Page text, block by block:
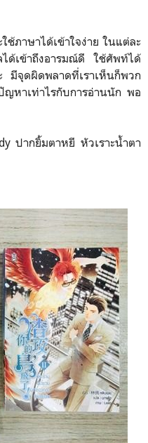
ภาษาได้เข้าใจง่าย ในแต่ละ
ได้เข้าถึงอารมณ์ดี ใช้ศัพท์ได้
มีจุดผิดพลาดที่เราเห็นก็พวก
หาเท่าไรกับการอ่านนัก พอ
ปากยิ้มตาหยี หัวเราะน้ำตา